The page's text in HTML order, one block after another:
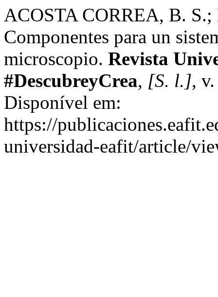
ACOSTA CORREA, B.
Componentes para un
microscopio. Revista
#DescubreyCrea, [S. l.],
Disponível em:
https://
universidad-eafit/article/